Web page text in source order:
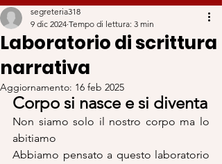
Laboratorio di scrittura
narrativa
segreteria318
9 dic 2024 Tempo di lettura: 3 min
Aggiornamento: 16 feb 2025
Corpo si nasce e si diventa
Non siamo solo il nostro corpo ma lo
abitiamo
Abbiamo pensato a questo laboratorio